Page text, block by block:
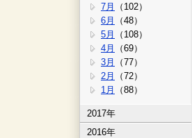
7月
（102）
6月
（48）
5月
（108）
4月
（69）
3月
（77）
2月
（72）
1月
（88）
2017年
2016年